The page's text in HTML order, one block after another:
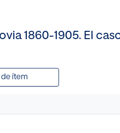
1860-1905. El
ítem